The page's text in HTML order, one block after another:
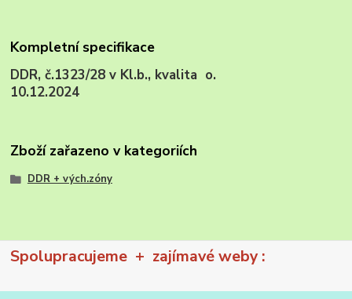
Kompletní specifikace
DDR, č.1323/28 v Kl.b., kvalita o.
10.12.2024
Zboží zařazeno v kategoriích
DDR + vých.zóny
Spolupracujeme + zajímavé weby :